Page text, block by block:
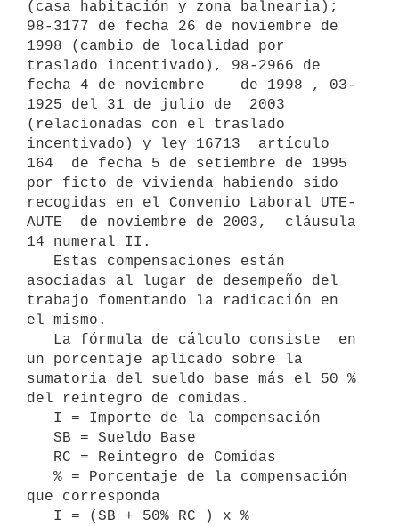
(casa habitación y zona balnearia);
98-3177 de fecha 26 de noviembre de
1998 (cambio de localidad por
traslado incentivado), 98-2966 de
fecha 4 de noviembre    de 1998 , 03-
1925 del 31 de julio de  2003
(relacionadas con el traslado
incentivado) y ley 16713  artículo
164  de fecha 5 de setiembre de 1995
por ficto de vivienda habiendo sido
recogidas en el Convenio Laboral UTE-
AUTE  de noviembre de 2003,  cláusula
14 numeral II.
asociadas al lugar de desempeño del
trabajo fomentando la radicación en
el mismo.
un porcentaje aplicado sobre la
sumatoria del sueldo base más el 50 %
del reintegro de comidas.
que corresponda